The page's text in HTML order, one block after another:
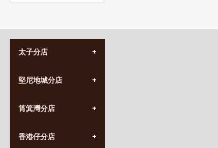
太子分店
營業時間:
九龍太子太子道西141號
堅尼地城分店
營業時間:
香港堅尼地城卑路乍街
筲箕灣分店
營業時間:
香港仔分店